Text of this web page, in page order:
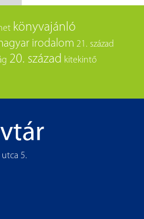
könyvajánló
irodalom 21. század
20. század kitekintő
5.